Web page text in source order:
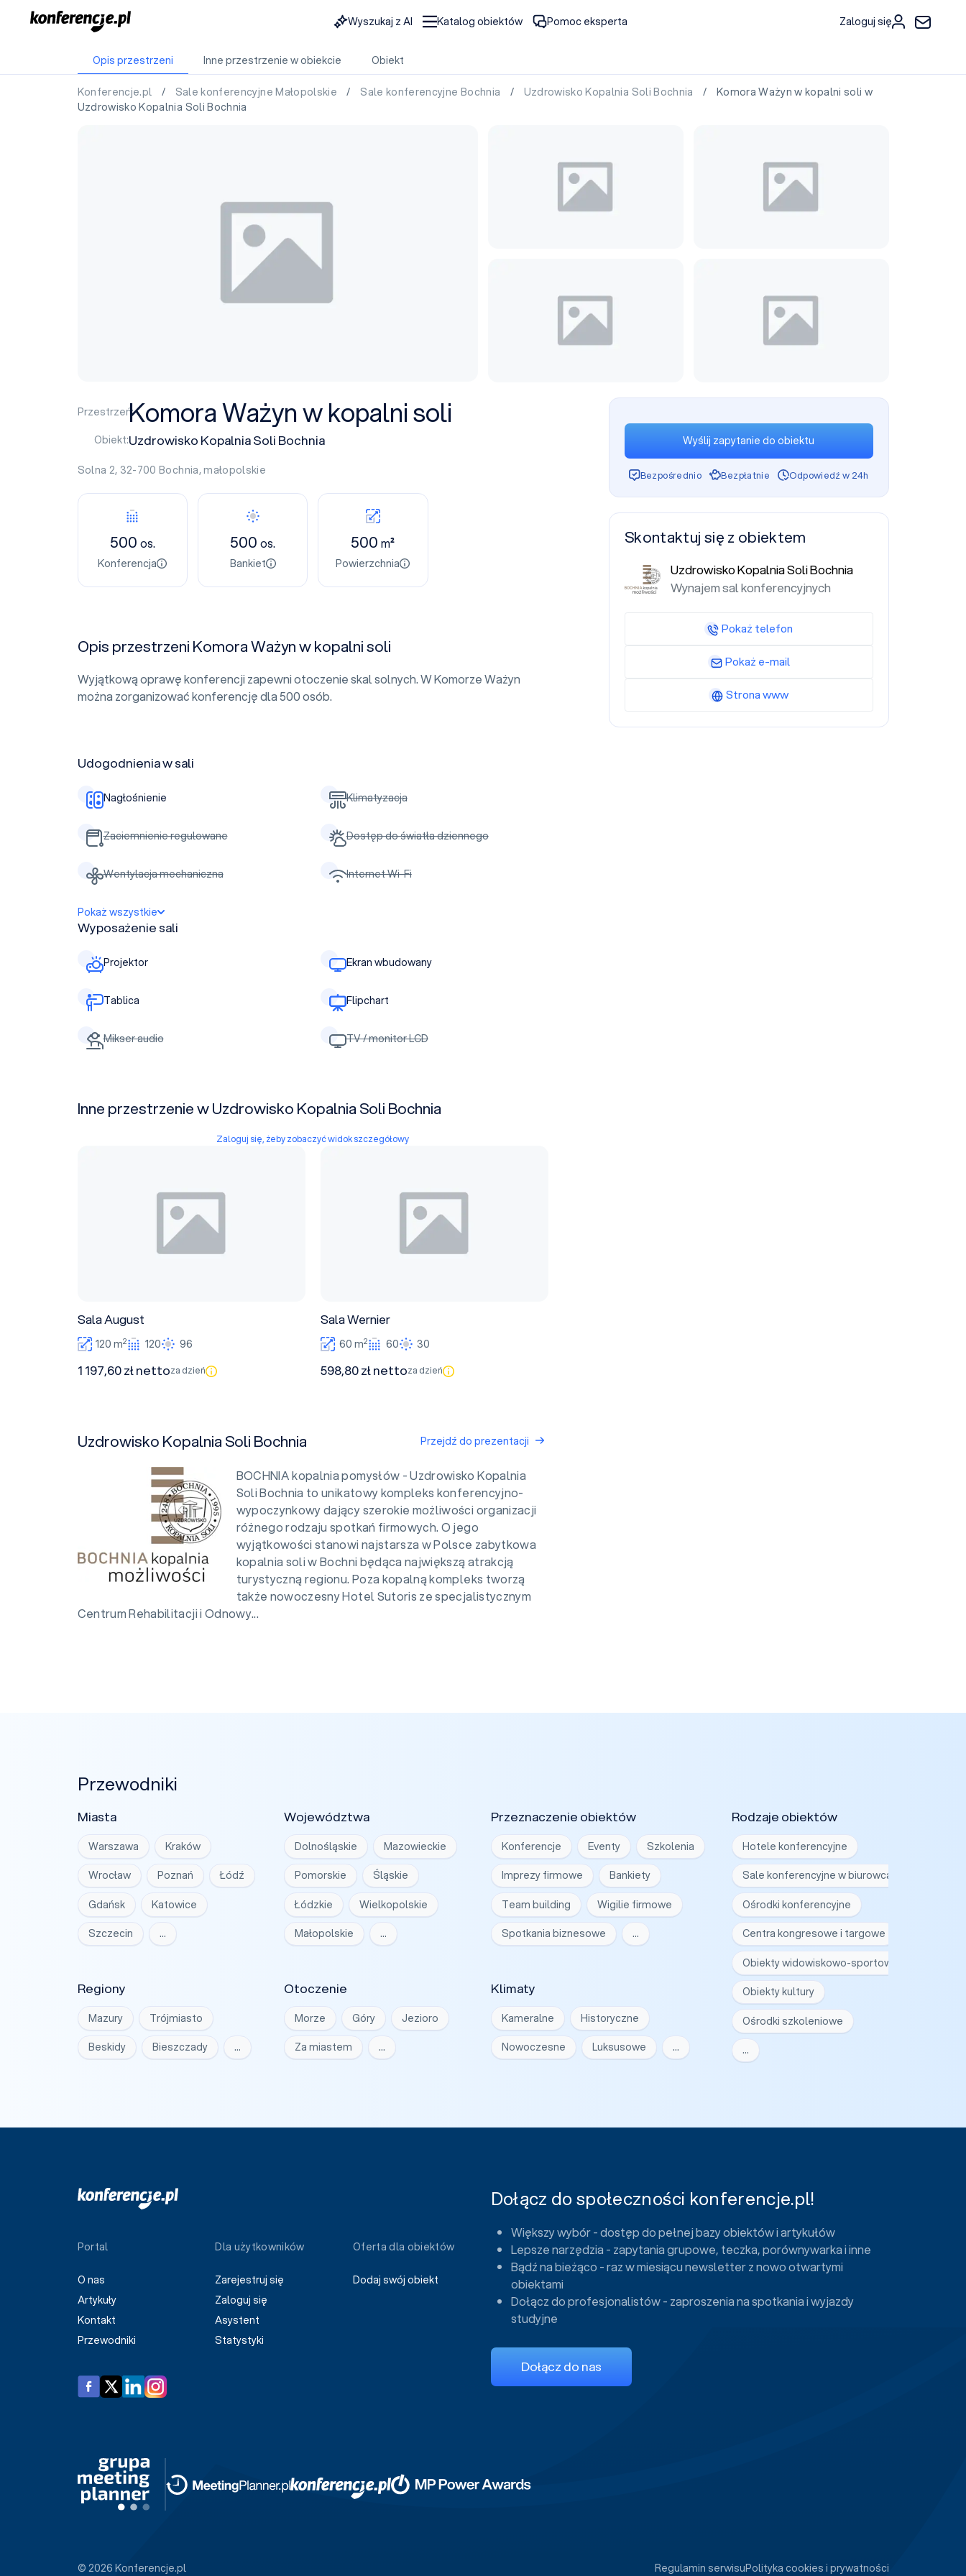
Wyszukaj z AI Katalog obiektów Pomoc eksperta Zaloguj się
Opis przestrzeni Inne przestrzenie w obiekcie Obiekt
Konferencje.pl / Sale konferencyjne Małopolskie / Sale konferencyjne Bochnia / Uzdrowisko Kopalnia Soli Bochnia
/ Komora Ważyn w kopalni soli w
Uzdrowisko Kopalnia Soli Bochnia
Przestrzeń:Komora Ważyn w kopalni soli
Obiekt:Uzdrowisko Kopalnia Soli Bochnia
Solna 2, 32-700Bochnia,małopolskie
500 os.
Konferencja
500os.
Bankiet
500m²
Powierzchnia
Opis przestrzeni Komora Ważyn w kopalni soli
Wyjątkową oprawę konferencji zapewni otoczenie skal solnych. W Komorze Ważyn
można zorganizować konferencję dla 500 osób.
Udogodnienia w sali
Nagłośnienie Klimatyzacja
Zaciemnienie regulowane Dostęp do światła dziennego
Wentylacja mechaniczna Internet Wi-Fi
Pokaż wszystkie
Wyposażenie sali
Projektor Ekran wbudowany
Tablica Flipchart
Mikser audio TV / monitor LCD
Inne przestrzenie w Uzdrowisko Kopalnia Soli Bochnia
Zaloguj się, żeby zobaczyć widok szczegółowy
Sala August
120 m2 120 96
1 197,60 zł nettoza dzień
Sala Wernier
60 m2 60 30
598,80 zł nettoza dzień
Uzdrowisko Kopalnia Soli Bochnia Przejdź do prezentacji
BOCHNIA kopalnia pomysłów - Uzdrowisko Kopalnia
Soli Bochnia to unikatowy kompleks konferencyjno-
wypoczynkowy dający szerokie możliwości organizacji
różnego rodzaju spotkań firmowych. O jego
wyjątkowości stanowi najstarsza w Polsce zabytkowa
kopalnia soli w Bochni będąca największą atrakcją
turystyczną regionu. Poza kopalną kompleks tworzą
także nowoczesny Hotel Sutoris ze specjalistycznym
Centrum Rehabilitacji i Odnowy...
Wyślij zapytanie do obiektu
Bezpośrednio Bezpłatnie Odpowiedź w 24h
Skontaktuj się z obiektem
Uzdrowisko Kopalnia Soli Bochnia
Wynajem sal konferencyjnych
Pokaż telefon
Pokaż e-mail
Strona www
Przewodniki
Miasta
Warszawa Kraków
Wrocław Poznań Łódź
Gdańsk Katowice
Szczecin …
Województwa
Dolnośląskie Mazowieckie
Pomorskie Śląskie
Łódzkie Wielkopolskie
Małopolskie …
Regiony
Mazury Trójmiasto
Beskidy Bieszczady …
Otoczenie
Morze Góry Jezioro
Za miastem …
Klimaty
Kameralne Historyczne
Nowoczesne Luksusowe …
Przeznaczenie obiektów
Konferencje Eventy Szkolenia
Imprezy firmowe Bankiety
Team building Wigilie firmowe
Spotkania biznesowe …
Rodzaje obiektów
Hotele konferencyjne
Sale konferencyjne w biurowcach
Ośrodki konferencyjne
Centra kongresowe i targowe
Obiekty widowiskowo-sportowe
Obiekty kultury
Ośrodki szkoleniowe
…
Portal
O nas
Artykuły
Kontakt
Przewodniki
Dla użytkowników
Zarejestruj się
Zaloguj się
Asystent
Statystyki
Oferta dla obiektów
Dodaj swój obiekt
Dołącz do społeczności konferencje.pl!
Większy wybór - dostęp do pełnej bazy obiektów i artykułów
Lepsze narzędzia - zapytania grupowe, teczka, porównywarka i inne
Bądź na bieżąco - raz w miesiącu newsletter z nowo otwartymi
obiektami
Dołącz do profesjonalistów - zaproszenia na spotkania i wyjazdy
studyjne
Dołącz do nas
© 2026 Konferencje.pl Regulamin serwisuPolityka cookies i prywatności